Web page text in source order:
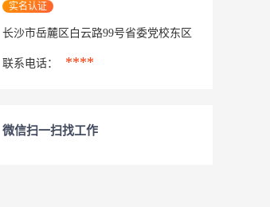
实名认证
长沙市岳麓区白云路99号省委党校东区
联系电话： ****
微信扫一扫找工作